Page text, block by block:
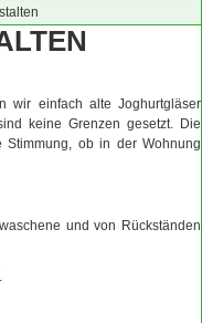
wir einfach alte Joghurtgläser
keine Grenzen gesetzt. Die
Stimmung, ob in der Wohnung
und von Rückständen